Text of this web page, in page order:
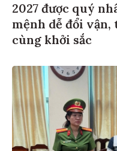
2027 được quý
mệnh dễ đổi vận,
cùng khởi sắc